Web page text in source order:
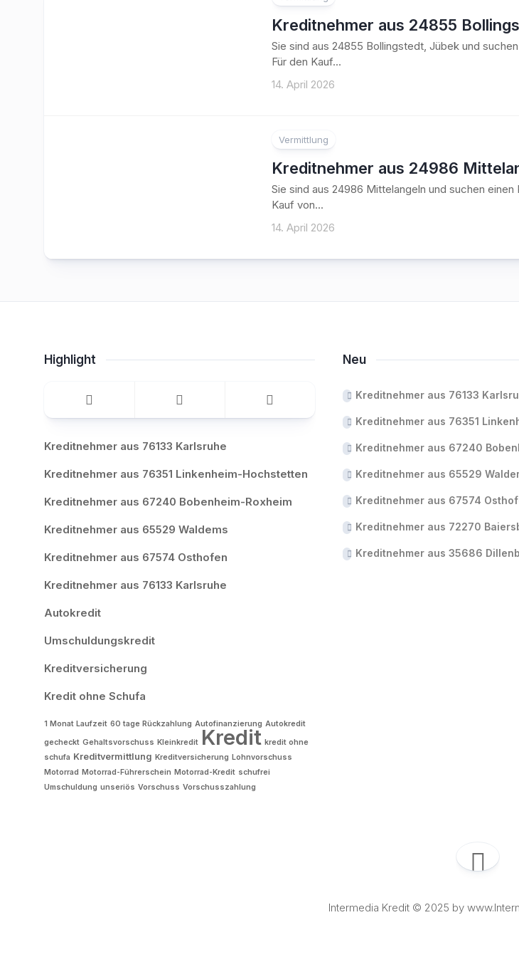
Kreditnehmer aus 24855
Sie sind aus 24855 Bollingstedt, Jübek und
Für den Kauf...
14. April 2026
Vermittlung
Kreditnehmer aus 24986
Sie sind aus 24986 Mittelangeln und suchen
Kauf von...
14. April 2026
Highlight
Kreditnehmer aus 76133 Karlsruhe
Kreditnehmer aus 76351 Linkenheim-Hochstetten
Kreditnehmer aus 67240 Bobenheim-Roxheim
Kreditnehmer aus 65529 Waldems
Kreditnehmer aus 67574 Osthofen
Kreditnehmer aus 76133 Karlsruhe
Autokredit
Umschuldungskredit
Kreditversicherung
Kredit ohne Schufa
1 Monat Laufzeit 60 tage Rückzahlung Autofinanzierung Autokredit
gecheckt Gehaltsvorschuss Kleinkredit Kredit kredit ohne
schufa Kreditvermittlung Kreditversicherung Lohnvorschuss
Motorrad Motorrad-Führerschein Motorrad-Kredit schufrei
Umschuldung unseriös Vorschuss Vorschusszahlung
Neu
Kreditnehmer aus 76133
Kreditnehmer aus 76351
Kreditnehmer aus 67240
Kreditnehmer aus 65529
Kreditnehmer aus 67574
Kreditnehmer aus 72270
Kreditnehmer aus 35686
Intermedia Kredit © 2025 by